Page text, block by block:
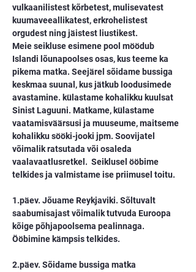
vulkaanilistest kõrbetest, mulisevatest
kuumaveeallikatest, erkrohelistest
orgudest ning jäistest liustikest.
Meie seikluse esimene pool möödub
Islandi lõunapoolses osas, kus teeme ka
pikema matka. Seejärel sõidame bussiga
keskmaa suunal, kus jätkub loodusimede
avastamine. külastame kohalikku kuulsat
Sinist Laguuni. Matkame, külastame
vaatamisväärsusi ja muuseume, maitseme
kohalikku sööki-jooki jpm. Soovijatel
võimalik ratsutada või osaleda
vaalavaatlusretkel.  Seiklusel ööbime
telkides ja valmistame ise priimusel toitu.
1.päev. Jõuame Reykjaviki. Sõltuvalt
saabumisajast võimalik tutvuda Euroopa
kõige põhjapoolsema pealinnaga.
Ööbimine kämpsis telkides.
2.päev. Sõidame bussiga matka